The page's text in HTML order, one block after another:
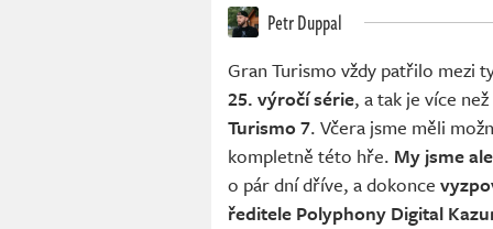
Petr Duppal
Gran Turismo vždy patřilo mezi
25. výročí série, a tak je více
Turismo 7. Včera jsme měli
kompletně této hře. My jsme
o pár dní dříve, a dokonce
ředitele Polyphony Digital